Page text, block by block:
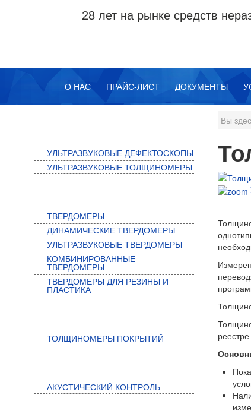
28 лет на рынке средств
О НАС ПРАЙС-ЛИСТ ДОКУМЕНТЫ
УЛЬТРАЗВУКОВЫЕ ДЕФЕКТОСКОПЫ
УЛЬТРАЗВУКОВЫЕ ТОЛЩИНОМЕРЫ
ТВЕРДОМЕРЫ
ДИНАМИЧЕСКИЕ ТВЕРДОМЕРЫ
УЛЬТРАЗВУКОВЫЕ ТВЕРДОМЕРЫ
КОМБИНИРОВАННЫЕ
ТВЕРДОМЕРЫ
ТВЕРДОМЕРЫ ДЛЯ РЕЗИНЫ И
ПЛАСТИКА
ТОЛЩИНОМЕРЫ ПОКРЫТИЙ
АКУСТИЧЕСКИЙ КОНТРОЛЬ
Вы